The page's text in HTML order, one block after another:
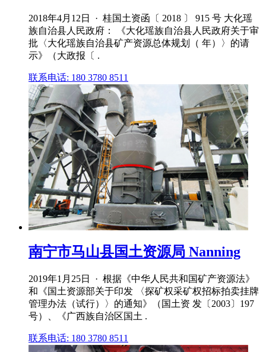
2018年4月12日 · 桂国土资函〔 2018 〕 915 号 大化瑶
族自治县人民政府： 《大化瑶族自治县人民政府关于审
批〈大化瑶族自治县矿产资源总体规划（ 年）〉的请
示》（大政报〔 .
联系电话: 180 3780 8511
南宁市马山县国土资源局 Nanning
2019年1月25日 · 根据《中华人民共和国矿产资源法》
和《国土资源部关于印发 〈探矿权采矿权招标拍卖挂牌
管理办法（试行）〉的通知》（国土资 发〔2003〕197
号）、《广西族自治区国土 .
联系电话: 180 3780 8511